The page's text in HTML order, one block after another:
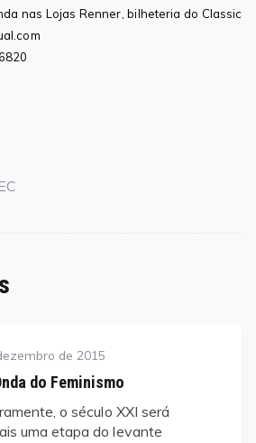
nas Lojas Renner, bilheteria do Classic
de 2015
do Feminismo
o século XXI será
uma etapa do levante